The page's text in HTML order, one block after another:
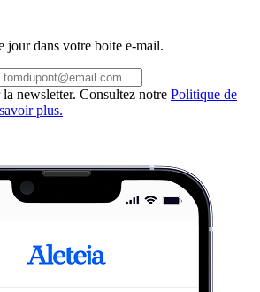
jour dans votre boite e-mail.
newsletter. Consultez notre Politique de
plus.